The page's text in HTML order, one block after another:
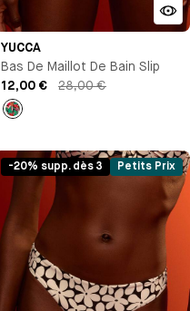
YUCCA
Bas De Maillot De Bain Slip
12,00 €
28,00 €
-20% supp. dès 3 Petits Prix